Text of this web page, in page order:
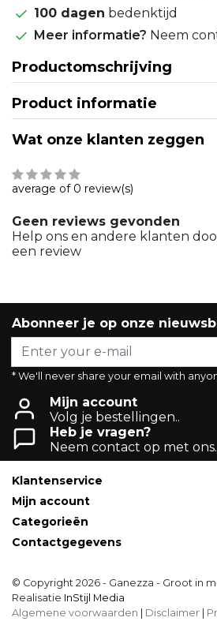
100 dagen bedenktijd
Meer informatie? Neem
Productomschrijving
Product informatie
Wat onze klanten zeggen
average of 0 review(s)
Geen reviews gevonden
Help ons en andere klanten
een review
Abonneer je op onze
* We'll never share your email with
Mijn account
Volg je bestellingen..
Heb je vragen?
Neem contact op met
Klantenservice
Mijn account
Categorieën
Contactgegevens
© Copyright 2026 - Ganezza - Groot in
Realisatie InStijl Media
Algemene voorwaarden
Disclaimer